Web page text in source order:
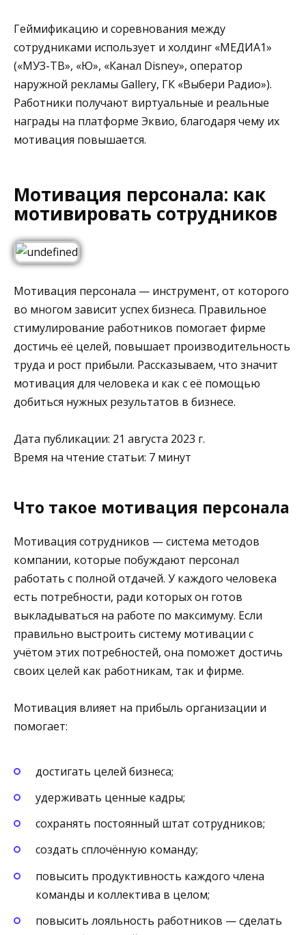
Геймификацию и соревнования между
сотрудниками использует и холдинг «МЕДИА1»
(«МУЗ-ТВ», «Ю», «Канал Disney», оператор
наружной рекламы Gallery, ГК «Выбери Радио»).
Работники получают виртуальные и реальные
награды на платформе Эквио, благодаря чему их
мотивация повышается.
Мотивация персонала: как
мотивировать сотрудников
Мотивация персонала — инструмент, от которого
во многом зависит успех бизнеса. Правильное
стимулирование работников помогает фирме
достичь её целей, повышает производительность
труда и рост прибыли. Рассказываем, что значит
мотивация для человека и как с её помощью
добиться нужных результатов в бизнесе.
Дата публикации: 21 августа 2023 г.
Время на чтение статьи: 7 минут
Что такое мотивация персонала
Мотивация сотрудников — система методов
компании, которые побуждают персонал
работать с полной отдачей. У каждого человека
есть потребности, ради которых он готов
выкладываться на работе по максимуму. Если
правильно выстроить систему мотивации с
учётом этих потребностей, она поможет достичь
своих целей как работникам, так и фирме.
Мотивация влияет на прибыль организации и
помогает:
достигать целей бизнеса;
удерживать ценные кадры;
сохранять постоянный штат сотрудников;
создать сплочённую команду;
повысить продуктивность каждого члена
команды и коллектива в целом;
повысить лояльность работников — сделать